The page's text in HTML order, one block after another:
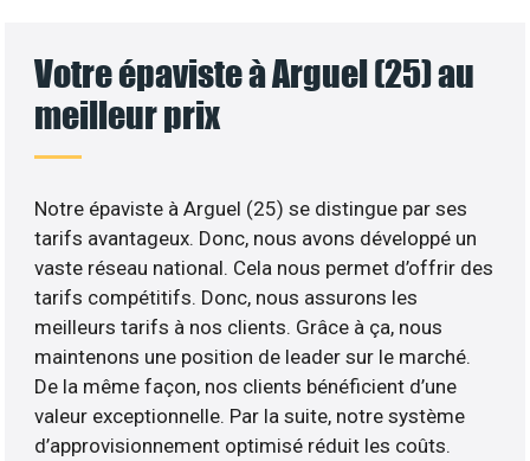
Votre épaviste à Arguel (25) au
meilleur prix
Notre épaviste à Arguel (25) se distingue par ses
tarifs avantageux. Donc, nous avons développé un
vaste réseau national. Cela nous permet d’offrir des
tarifs compétitifs. Donc, nous assurons les
meilleurs tarifs à nos clients. Grâce à ça, nous
maintenons une position de leader sur le marché.
De la même façon, nos clients bénéficient d’une
valeur exceptionnelle. Par la suite, notre système
d’approvisionnement optimisé réduit les coûts.